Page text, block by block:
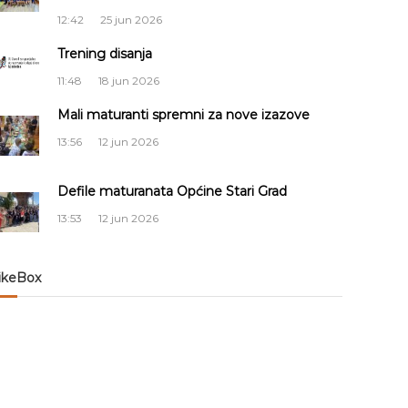
12:42 25 jun 2026
Trening disanja
11:48 18 jun 2026
Mali maturanti spremni za nove izazove
13:56 12 jun 2026
Defile maturanata Općine Stari Grad
13:53 12 jun 2026